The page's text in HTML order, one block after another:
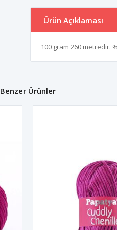
Ürün Açıklaması
100 gram 260 metredir.
Benzer Ürünler